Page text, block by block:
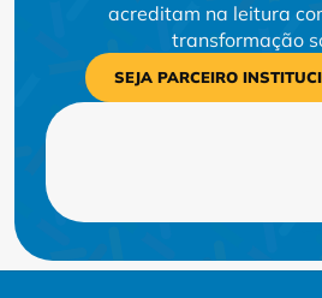
acreditam na leitura
transformação
SEJA PARCEIRO